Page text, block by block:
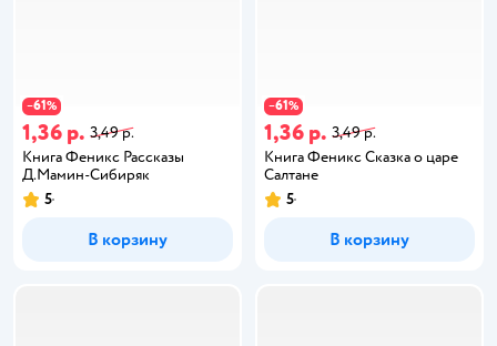
−61%
1,36 р. 3,49 р.
Книга Феникс Рассказы
Д.Мамин-Сибиряк
5
В корзину
−61%
1,36 р. 3,49 р.
Книга Феникс Сказка о царе
Салтане
5
В корзину